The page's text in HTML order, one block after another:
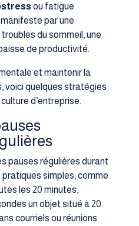
ou fatigue
par une
du sommeil, une
de productivité.
et maintenir la
voici quelques stratégies
d’entreprise.
pauses régulières durant
pratiques simples, comme
les 20 minutes,
un objet situé à 20
courriels ou réunions